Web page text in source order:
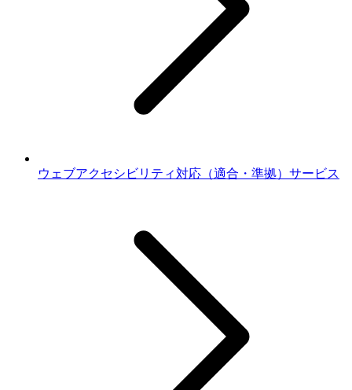
ウェブアクセシビリティ対応（適合・準拠）サービス